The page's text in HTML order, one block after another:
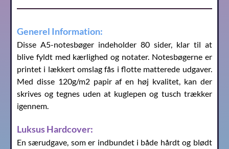
Generel Information:
Disse A5-notesbøger indeholder 80 sider, klar til at
blive fyldt med kærlighed og notater. Notesbøgerne er
printet i lækkert omslag fås i flotte matterede udgaver.
Med disse 120g/m2 papir af en høj kvalitet, kan der
skrives og tegnes uden at kuglepen og tusch trækker
igennem.
Luksus Hardcover:
En særudgave, som er indbundet i både hårdt og blødt